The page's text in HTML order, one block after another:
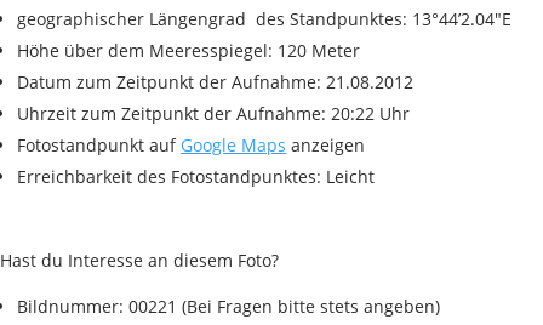
geographischer Längengrad des Standpunktes: 13°44’2.04″E
Höhe über dem Meeresspiegel: 120 Meter
Datum zum Zeitpunkt der Aufnahme: 21.08.2012
Uhrzeit zum Zeitpunkt der Aufnahme: 20:22 Uhr
Fotostandpunkt auf Google Maps anzeigen
Erreichbarkeit des Fotostandpunktes: Leicht
Hast du Interesse an diesem Foto?
Bildnummer: 00221 (Bei Fragen bitte stets angeben)